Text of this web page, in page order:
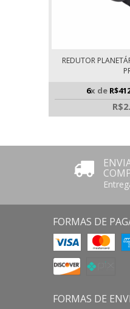
REDUTOR
6x de
FORMAS DE
FORMAS DE